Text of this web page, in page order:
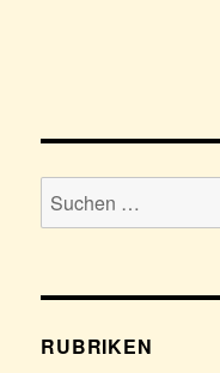
Suchen
nach:
RUBRIKEN